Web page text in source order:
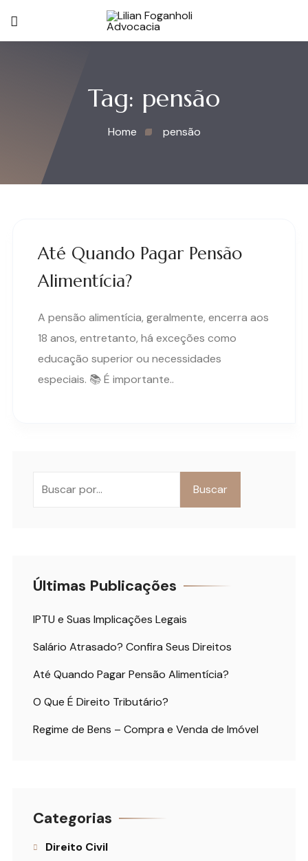
Tag: pensão
Home pensão
Até Quando Pagar Pensão
Alimentícia?
A pensão alimentícia, geralmente, encerra aos
18 anos, entretanto, há exceções como
educação superior ou necessidades
especiais. 📚 É importante..
Buscar
Últimas Publicações
IPTU e Suas Implicações Legais
Salário Atrasado? Confira Seus Direitos
Até Quando Pagar Pensão Alimentícia?
O Que É Direito Tributário?
Regime de Bens – Compra e Venda de Imóvel
Categorias
Direito Civil